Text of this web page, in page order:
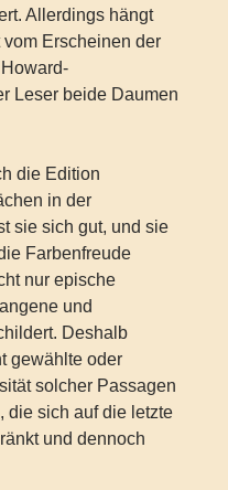
Allerdings hängt
Erscheinen der
Leser beide Daumen
die Edition
in der
sie sich gut, und sie
Farbenfreude
nur epische
und
Deshalb
gewählte oder
solcher Passagen
die sich auf die letzte
und dennoch